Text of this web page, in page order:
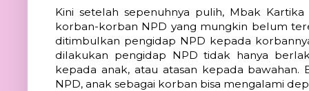
Kini setelah sepenuhnya pulih, Mbak
korban-korban NPD yang mungkin belum
ditimbulkan pengidap NPD kepada
dilakukan pengidap NPD tidak hanya
kepada anak, atau atasan kepada
NPD, anak sebagai korban bisa mengalami